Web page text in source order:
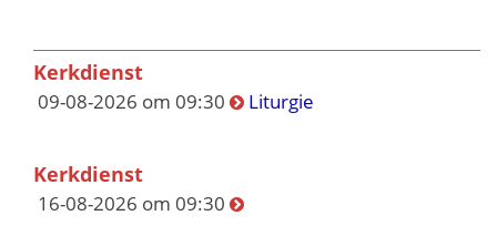
Kerkdienst
09-08-2026 om 09:30 Liturgie
Kerkdienst
16-08-2026 om 09:30